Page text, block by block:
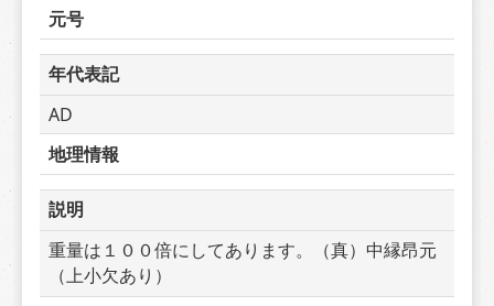
元号
年代表記
AD
地理情報
説明
重量は１００倍にしてあります。（真）中縁昂元
（上小欠あり）